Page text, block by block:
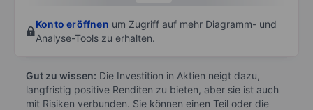
Konto eröffnen um Zugriff auf mehr Diagramm- und
Analyse-Tools zu erhalten.
Gut zu wissen: Die Investition in Aktien neigt dazu,
langfristig positive Renditen zu bieten, aber sie ist auch
mit Risiken verbunden. Sie können einen Teil oder die